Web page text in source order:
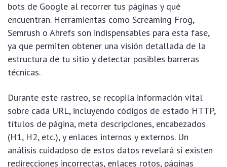
bots de Google al recorrer tus páginas y qué
encuentran. Herramientas como Screaming Frog,
Semrush o Ahrefs son indispensables para esta fase,
ya que permiten obtener una visión detallada de la
estructura de tu sitio y detectar posibles barreras
técnicas.
Durante este rastreo, se recopila información vital
sobre cada URL, incluyendo códigos de estado HTTP,
títulos de página, meta descripciones, encabezados
(H1, H2, etc.), y enlaces internos y externos. Un
análisis cuidadoso de estos datos revelará si existen
redirecciones incorrectas, enlaces rotos, páginas